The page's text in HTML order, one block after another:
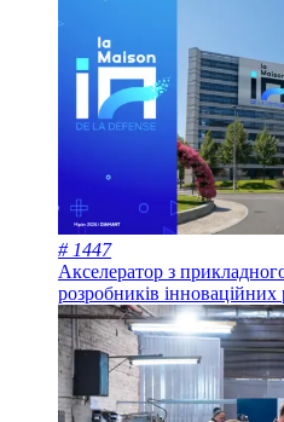
# 1447
Акселератор з
розробників інноваційних